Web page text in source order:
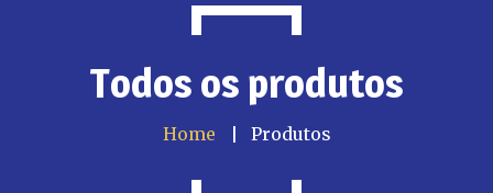
Todos os produtos
Home Produtos